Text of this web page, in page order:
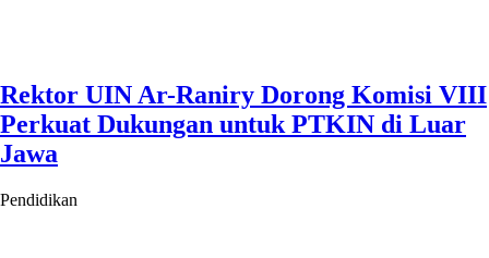
Rektor UIN Ar-Raniry Dorong Komisi VIII
Perkuat Dukungan untuk PTKIN di Luar
Jawa
Pendidikan